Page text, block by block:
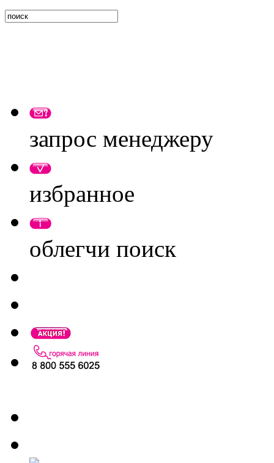
запрос менеджеру
избранное
облегчи поиск